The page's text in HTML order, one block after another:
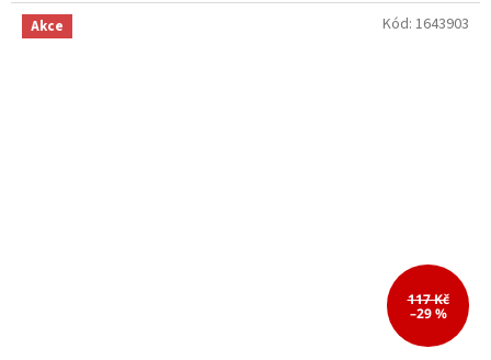
Akce
117 Kč
–29 %
Kód: 1643903